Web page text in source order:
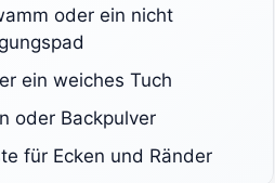
oder ein nicht
ein weiches Tuch
oder Backpulver
für Ecken und Ränder